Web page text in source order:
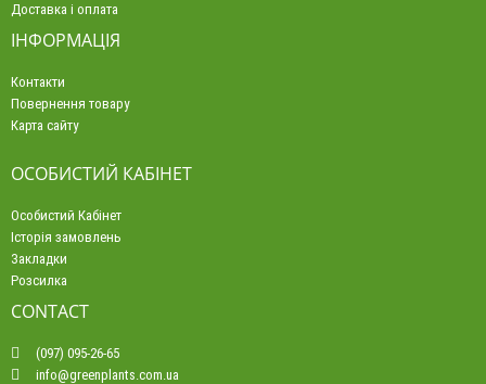
Доставка і оплата
ІНФОРМАЦІЯ
Контакти
Повернення товару
Карта сайту
ОСОБИСТИЙ КАБІНЕТ
Особистий Кабінет
Історія замовлень
Закладки
Розсилка
CONTACT
(097) 095-26-65
info@greenplants.com.ua